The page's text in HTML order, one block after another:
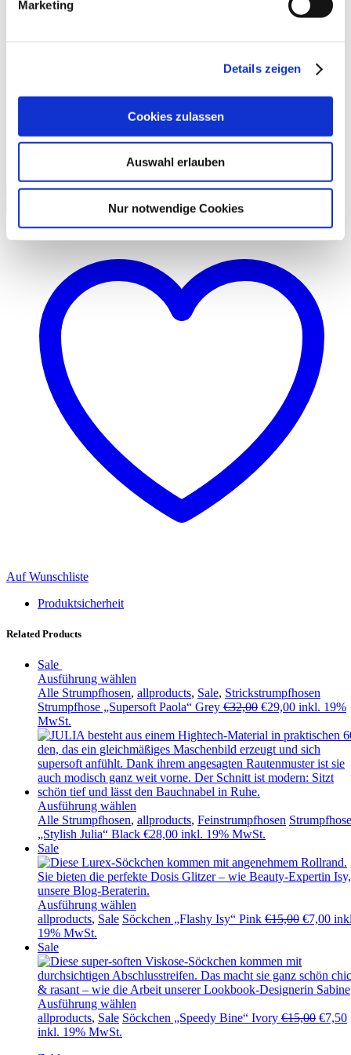
Marketing
Details zeigen
Cookies zulassen
Auswahl erlauben
Nur notwendige Cookies
Infos zu Größe und Passform
Welche Größe du brauchst? Kommt auf deine Füße an: Die eine
65% Viskose, 35% Polyamid
30°C Schonwaschgang, nicht trocknergeeignet, nicht bügeln, nicht
chem. reinigen, nicht bleichen.
Auf Wunschliste
Produktsicherheit
Related Products
Sale
Ausführung wählen
Alle Strumpfhosen, allproducts, Sale, Strickstrumpfhosen
Strumpfhose „Supersoft Paola“ Grey €32,00 Ursprünglicher
war:
€32,00
€29,00Aktueller
ist:
€29,00.
inkl. 19%
MwSt.
Ausführung wählen
Alle Strumpfhosen, allproducts, Feinstrumpfhosen Strumpfhose
„Stylish Julia“ Black €28,00 inkl. 19% MwSt.
Sale
Ausführung wählen
allproducts, Sale Söckchen „Flashy Isy“ Pink €15,00 €7,00
19% MwSt.
Sale
Ausführung wählen
allproducts, Sale Söckchen „Speedy Bine“ Ivory €15,00 €7,50
inkl. 19% MwSt.